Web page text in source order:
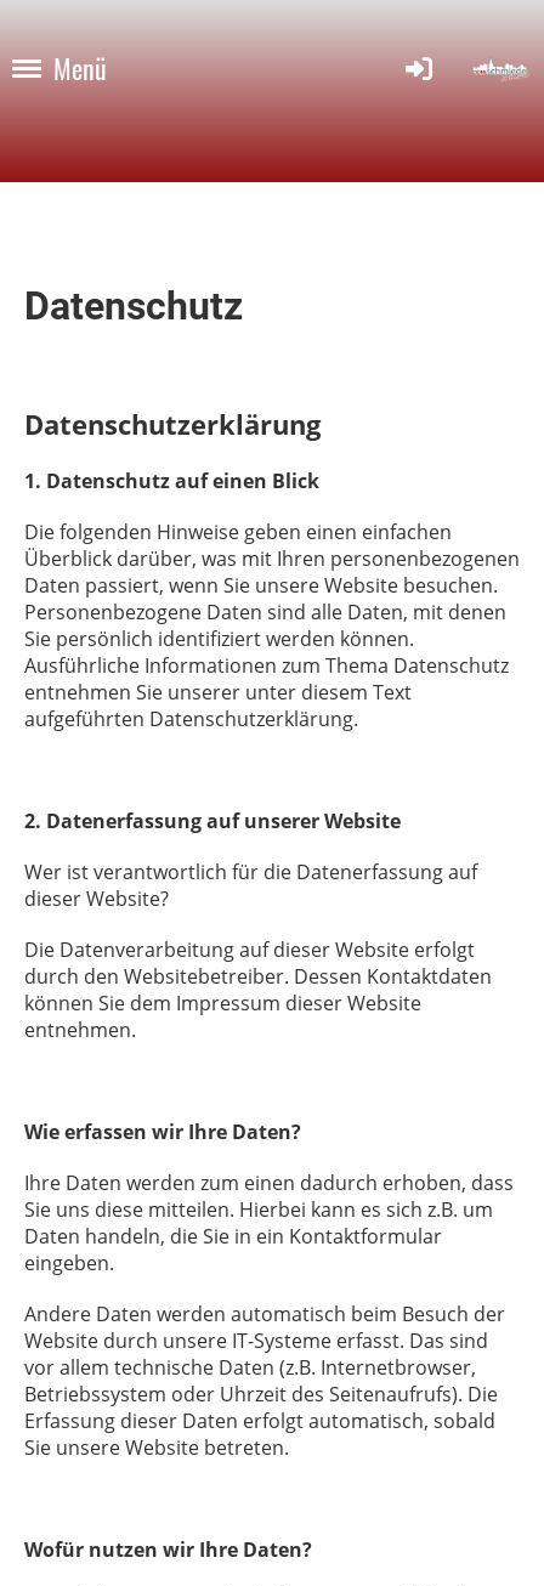
Menü
Datenschutz
Datenschutzerklärung
1. Datenschutz auf einen Blick
Die folgenden Hinweise geben einen einfachen
Überblick darüber, was mit Ihren personenbezogenen
Daten passiert, wenn Sie unsere Website besuchen.
Personenbezogene Daten sind alle Daten, mit denen
Sie persönlich identifiziert werden können.
Ausführliche Informationen zum Thema Datenschutz
entnehmen Sie unserer unter diesem Text
aufgeführten Datenschutzerklärung.
2. Datenerfassung auf unserer Website
Wer ist verantwortlich für die Datenerfassung auf
dieser Website?
Die Datenverarbeitung auf dieser Website erfolgt
durch den Websitebetreiber. Dessen Kontaktdaten
können Sie dem Impressum dieser Website
entnehmen.
Wie erfassen wir Ihre Daten?
Ihre Daten werden zum einen dadurch erhoben, dass
Sie uns diese mitteilen. Hierbei kann es sich z.B. um
Daten handeln, die Sie in ein Kontaktformular
eingeben.
Andere Daten werden automatisch beim Besuch der
Website durch unsere IT-Systeme erfasst. Das sind
vor allem technische Daten (z.B. Internetbrowser,
Betriebssystem oder Uhrzeit des Seitenaufrufs). Die
Erfassung dieser Daten erfolgt automatisch, sobald
Sie unsere Website betreten.
Wofür nutzen wir Ihre Daten?